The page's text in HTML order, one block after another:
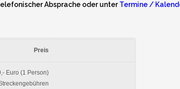
Absprache oder unterTermine /
Preis
Euro (1 Person)